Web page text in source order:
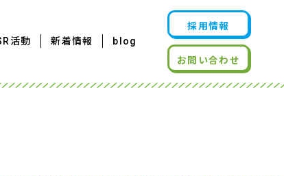
採用情報
お問い合わせ
活動 新着情報 blog